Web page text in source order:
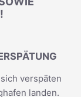
verspäten
landen.